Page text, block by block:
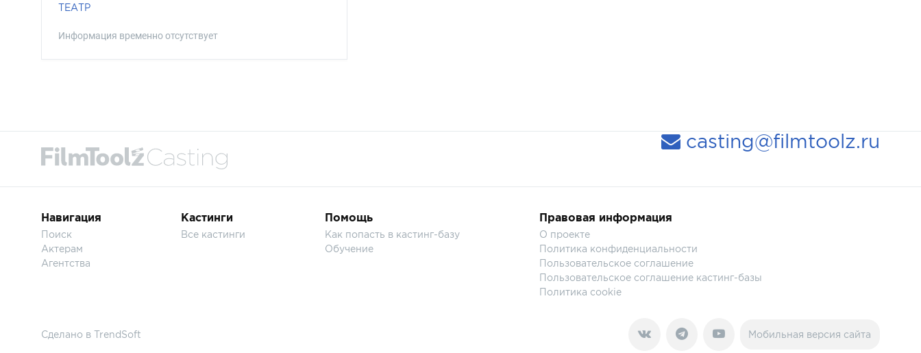
ТЕАТР
Информация временно отсутствует
casting@filmtoolz.ru
Навигация
Поиск
Актерам
Агентства
Кастинги
Все кастинги
Помощь
Как попасть в кастинг-базу
Обучение
Правовая информация
О проекте
Политика конфиденциальности
Пользовательское соглашение
Пользовательское соглашение кастинг-базы
Политика cookie
Сделано в TrendSoft Мобильная версия сайта